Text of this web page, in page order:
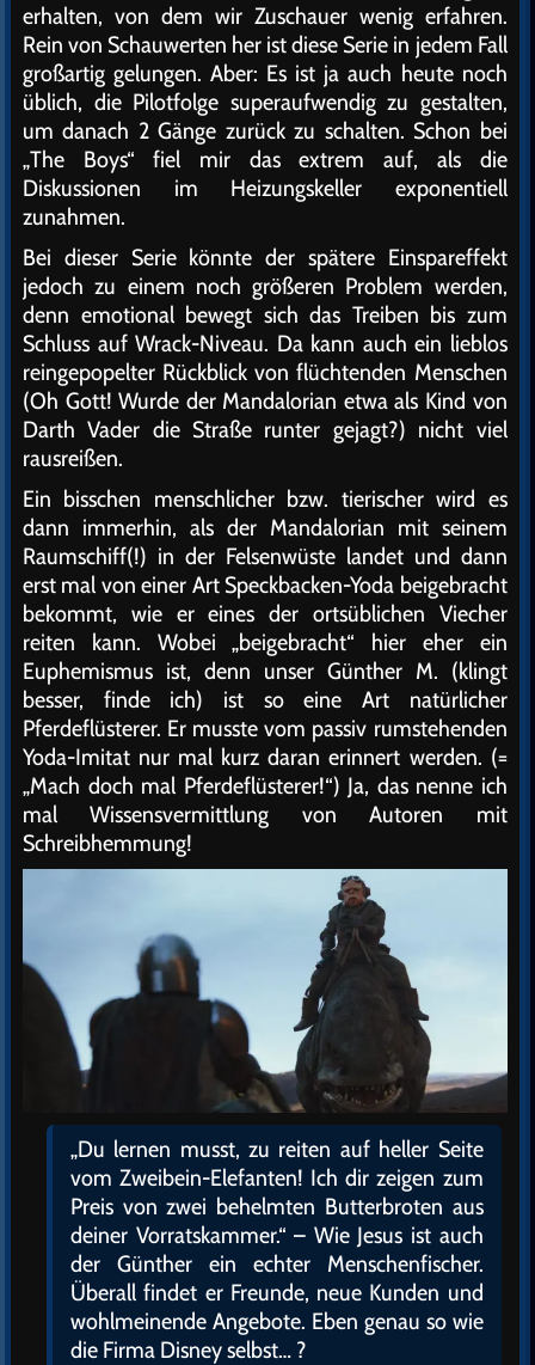
erhalten, von dem wir Zuschauer wenig erfahren.
Rein von Schauwerten her ist diese Serie in jedem Fall
großartig gelungen. Aber: Es ist ja auch heute noch
üblich, die Pilotfolge superaufwendig zu gestalten,
um danach 2 Gänge zurück zu schalten. Schon bei
„The Boys“ fiel mir das extrem auf, als die
Diskussionen im Heizungskeller exponentiell
zunahmen.
Bei dieser Serie könnte der spätere Einspareffekt
jedoch zu einem noch größeren Problem werden,
denn emotional bewegt sich das Treiben bis zum
Schluss auf Wrack-Niveau. Da kann auch ein lieblos
reingepopelter Rückblick von flüchtenden Menschen
(Oh Gott! Wurde der Mandalorian etwa als Kind von
Darth Vader die Straße runter gejagt?) nicht viel
rausreißen.
Ein bisschen menschlicher bzw. tierischer wird es
dann immerhin, als der Mandalorian mit seinem
Raumschiff(!) in der Felsenwüste landet und dann
erst mal von einer Art Speckbacken-Yoda beigebracht
bekommt, wie er eines der ortsüblichen Viecher
reiten kann. Wobei „beigebracht“ hier eher ein
Euphemismus ist, denn unser Günther M. (klingt
besser, finde ich) ist so eine Art natürlicher
Pferdeflüsterer. Er musste vom passiv rumstehenden
Yoda-Imitat nur mal kurz daran erinnert werden. (=
„Mach doch mal Pferdeflüsterer!“) Ja, das nenne ich
mal Wissensvermittlung von Autoren mit
Schreibhemmung!
„Du lernen musst, zu reiten auf heller Seite
vom Zweibein-Elefanten! Ich dir zeigen zum
Preis von zwei behelmten Butterbroten aus
deiner Vorratskammer.“ – Wie Jesus ist auch
der Günther ein echter Menschenfischer.
Überall findet er Freunde, neue Kunden und
wohlmeinende Angebote. Eben genau so wie
die Firma Disney selbst… ?